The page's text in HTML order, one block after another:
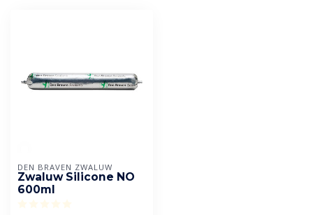
DEN BRAVEN ZWALUW
Zwaluw Silicone NO
600ml